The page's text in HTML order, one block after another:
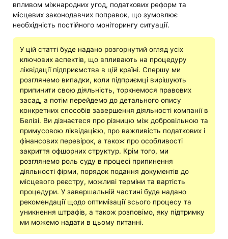
впливом міжнародних угод, податкових реформ та
місцевих законодавчих поправок, що зумовлює
необхідність постійного моніторингу ситуації.
У цій статті буде надано розгорнутий огляд усіх
ключових аспектів, що впливають на процедуру
ліквідації підприємства в цій країні. Спершу ми
розглянемо випадки, коли підприємці вирішують
припинити свою діяльність, торкнемося правових
засад, а потім перейдемо до детального опису
конкретних способів завершення діяльності компанії в
Белізі. Ви дізнаєтеся про різницю між добровільною та
примусовою ліквідацією, про важливість податкових і
фінансових перевірок, а також про особливості
закриття офшорних структур. Крім того, ми
розглянемо роль суду в процесі припинення
діяльності фірми, порядок подання документів до
місцевого реєстру, можливі терміни та вартість
процедури. У завершальній частині буде надано
рекомендації щодо оптимізації всього процесу та
уникнення штрафів, а також розповімо, яку підтримку
ми можемо надати в цьому питанні.